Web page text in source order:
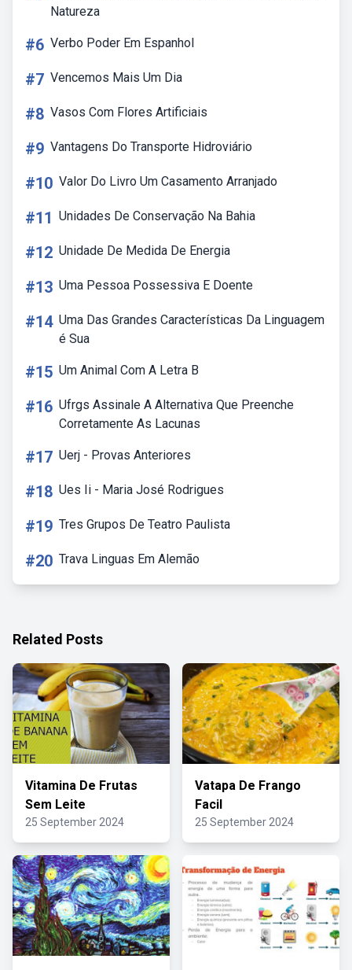
Natureza
#6 Verbo Poder Em Espanhol
#7 Vencemos Mais Um Dia
#8 Vasos Com Flores Artificiais
#9 Vantagens Do Transporte Hidroviário
#10 Valor Do Livro Um Casamento Arranjado
#11 Unidades De Conservação Na Bahia
#12 Unidade De Medida De Energia
#13 Uma Pessoa Possessiva E Doente
#14 Uma Das Grandes Características Da Linguagem
é Sua
#15 Um Animal Com A Letra B
#16 Ufrgs Assinale A Alternativa Que Preenche
Corretamente As Lacunas
#17 Uerj - Provas Anteriores
#18 Ues Ii - Maria José Rodrigues
#19 Tres Grupos De Teatro Paulista
#20 Trava Linguas Em Alemão
Related Posts
Vitamina De Frutas
Sem Leite
25 September 2024
Vatapa De Frango
Facil
25 September 2024